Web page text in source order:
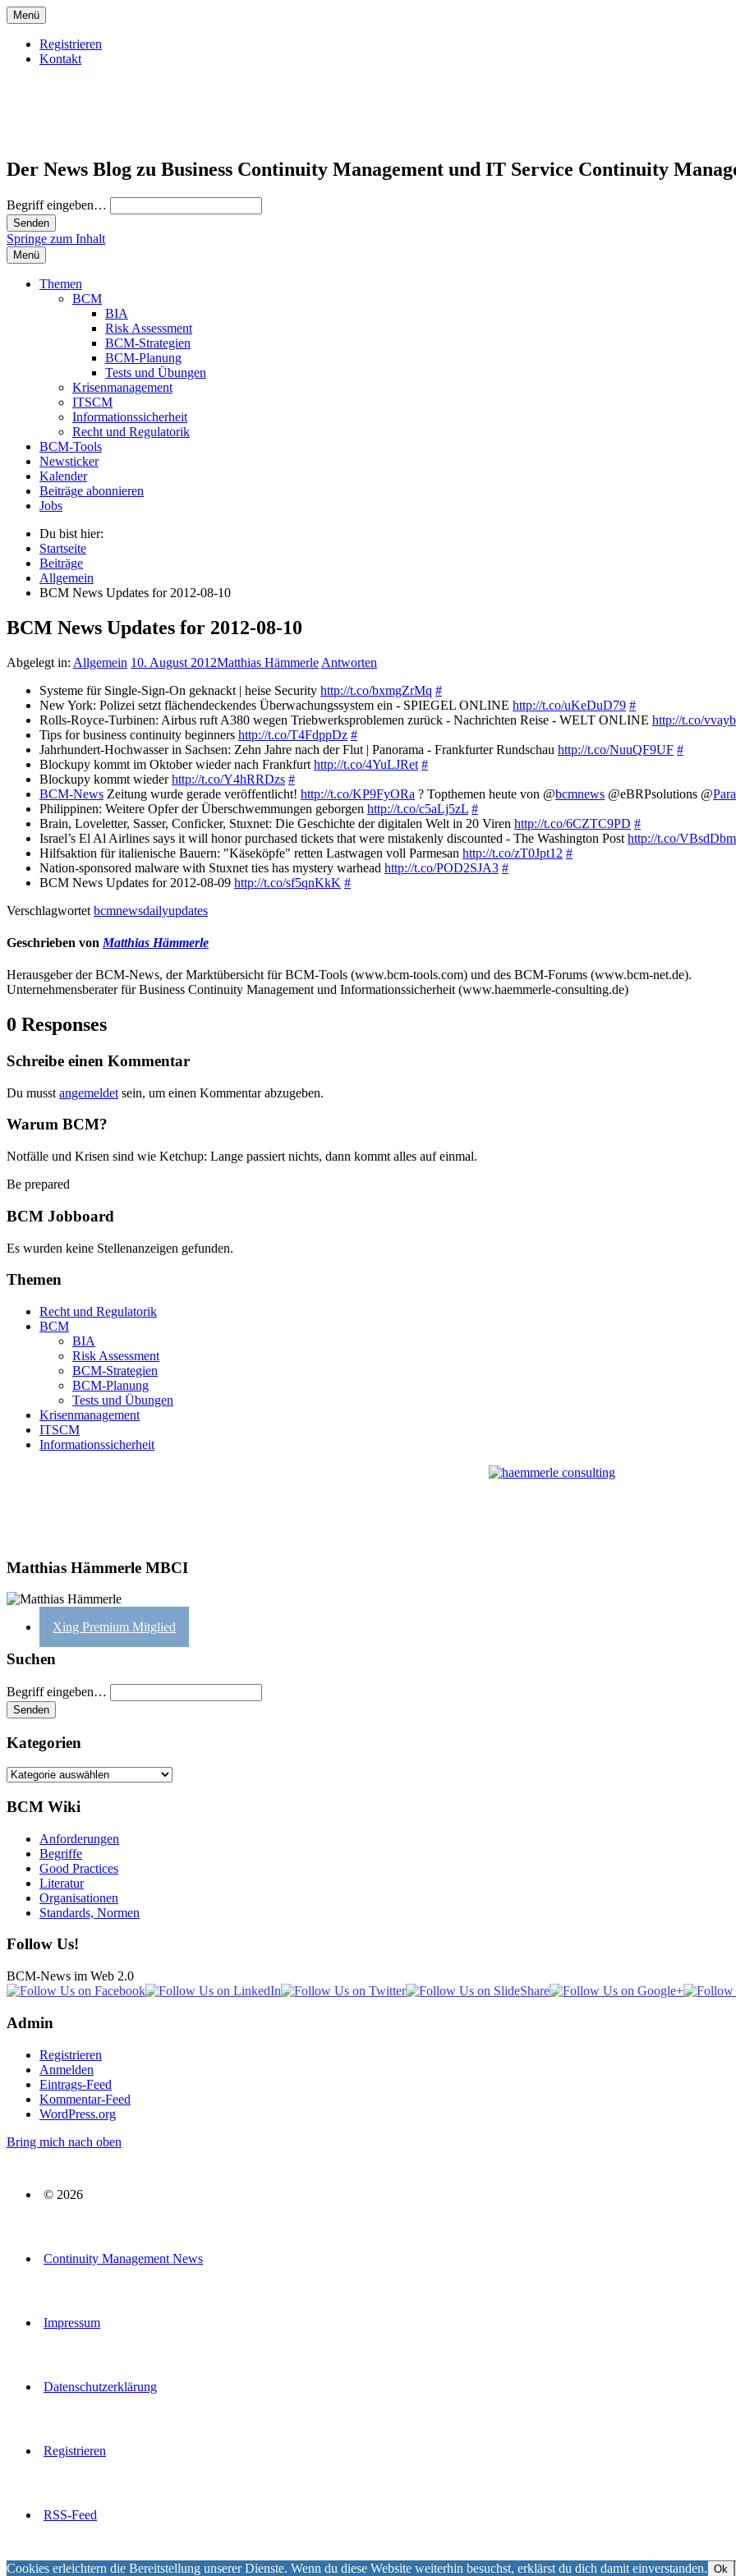
Menü
Registrieren
Kontakt
Der News Blog zu Business Continuity Management und IT Service Continuity
Begriff eingeben…
Springe zum Inhalt
Menü
Themen
BCM
BIA
Risk Assessment
BCM-Strategien
BCM-Planung
Tests und Übungen
Krisenmanagement
ITSCM
Informationssicherheit
Recht und Regulatorik
BCM-Tools
Newsticker
Kalender
Beiträge abonnieren
Jobs
Du bist hier:
Startseite
Beiträge
Allgemein
BCM News Updates for 2012-08-10
BCM News Updates for 2012-08-10
Abgelegt in: Allgemein 10. August 2012Matthias Hämmerle Antworten
Systeme für Single-Sign-On geknackt | heise Security http://t.co/bxmgZrMq #
New York: Polizei setzt flächendeckendes Überwachungssystem ein - SPIEGEL ONLINE http://t.co/uKeDuD79 #
Rolls-Royce-Turbinen: Airbus ruft A380 wegen Triebwerksproblemen zurück - Nachrichten Reise - WELT ONLINE http://t.co/
Tips for business continuity beginners http://t.co/T4FdppDz #
Jahrhundert-Hochwasser in Sachsen: Zehn Jahre nach der Flut | Panorama - Frankfurter Rundschau http://t.co/NuuQF9UF #
Blockupy kommt im Oktober wieder nach Frankfurt http://t.co/4YuLJRet #
Blockupy kommt wiederhttp://t.co/Y4hRRDzs #
BCM-News Zeitung wurde gerade veröffentlicht! http://t.co/KP9FyORa ? Topthemen heute von @bcmnews @eBRPsolutions @
Philippinen: Weitere Opfer der Überschwemmungen geborgen http://t.co/c5aLj5zL #
Brain, Loveletter, Sasser, Conficker, Stuxnet: Die Geschichte der digitalen Welt in 20 Viren http://t.co/6CZTC9PD #
Israel’s El Al Airlines says it will honor purchased tickets that were mistakenly discounted - The Washington Post http://t.co/
Hilfsaktion für italienische Bauern: "Käseköpfe" retten Lastwagen voll Parmesan http://t.co/zT0Jpt12 #
Nation-sponsored malware with Stuxnet ties has mystery warhead http://t.co/POD2SJA3 #
BCM News Updates for 2012-08-09 http://t.co/sf5qnKkK #
Verschlagwortet bcmnewsdailyupdates
Geschrieben von Matthias Hämmerle
Herausgeber der BCM-News, der Marktübersicht für BCM-Tools (www.bcm-tools.com) und des BCM-Forums (www.bcm-net.de).
Unternehmensberater für Business Continuity Management und Informationssicherheit (www.haemmerle-consulting.de)
0 Responses
Schreibe einen Kommentar
Du musst angemeldet sein, um einen Kommentar abzugeben.
Warum BCM?
Notfälle und Krisen sind wie Ketchup: Lange passiert nichts, dann kommt alles auf einmal.
Be prepared
BCM Jobboard
Es wurden keine Stellenanzeigen gefunden.
Themen
Recht und Regulatorik
BCM
BIA
Risk Assessment
BCM-Strategien
BCM-Planung
Tests und Übungen
Krisenmanagement
ITSCM
Informationssicherheit
Matthias Hämmerle MBCI
Xing Premium Mitglied
Suchen
Begriff eingeben…
Kategorien
Kategorien
BCM Wiki
Anforderungen
Begriffe
Good Practices
Literatur
Organisationen
Standards, Normen
Follow Us!
BCM-News im Web 2.0
Admin
Registrieren
Anmelden
Eintrags-Feed
Kommentar-Feed
WordPress.org
Bring mich nach oben
© 2026
Continuity Management News
Impressum
Datenschutzerklärung
Registrieren
RSS-Feed
Cookies erleichtern die Bereitstellung unserer Dienste. Wenn du diese Website weiterhin besuchst, erklärst du dich damit einverstanden. Ok